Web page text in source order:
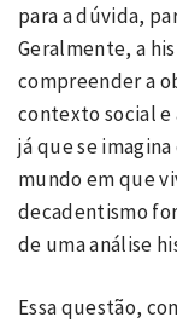
para a dúvida,
Geralmente, a
compreender a
contexto social
já que se
mundo em que
decadentismo
de uma análise
Essa questão,